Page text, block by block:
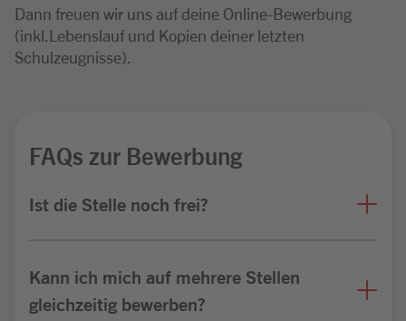
Dann freuen wir uns auf deine Online-Bewerbung
(inkl.Lebenslauf und Kopien deiner letzten
Schulzeugnisse).
FAQs zur Bewerbung
Ist die Stelle noch frei?
Kann ich mich auf mehrere Stellen
gleichzeitig bewerben?